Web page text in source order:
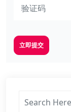
立即提交